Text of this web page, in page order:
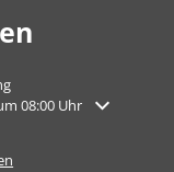
auszublenden
08:00 Uhr